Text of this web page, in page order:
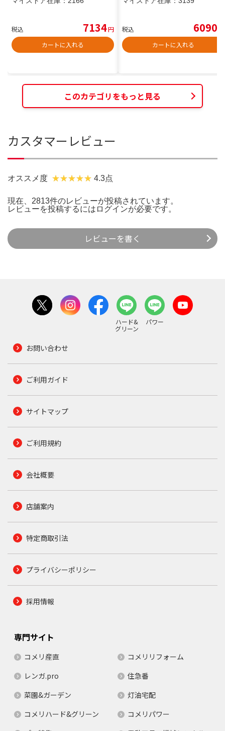
税込 7134円
カートに入れる
税込 6090
カートに入れる
このカテゴリをもっと見る
カスタマーレビュー
オススメ度 4.3点
現在、2813件のレビューが投稿されています。
レビューを投稿するには ログインが必要です。
レビューを書く
ハード&
グリーン
パワー
お問い合わせ
ご利用ガイド
サイトマップ
ご利用規約
会社概要
店舗案内
特定商取引法
プライバシーポリシー
採用情報
専門サイト
コメリ産直
コメリリフォーム
レンガ.pro
住急番
菜園&ガーデン
灯油宅配
コメリハード&グリーン
コメリパワー